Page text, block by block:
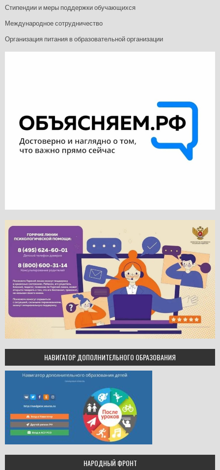
Стипендии и меры поддержки обучающихся
Международное сотрудничество
Организация питания в образовательной организации
НАВИГАТОР ДОПОЛНИТЕЛЬНОГО ОБРАЗОВАНИЯ
НАРОДНЫЙ ФРОНТ